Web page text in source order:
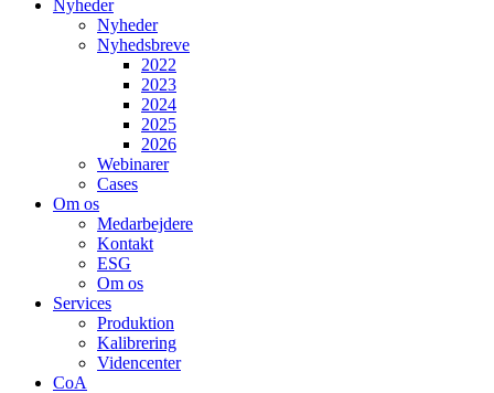
Nyheder
Nyheder
Nyhedsbreve
2022
2023
2024
2025
2026
Webinarer
Cases
Om os
Medarbejdere
Kontakt
ESG
Om os
Services
Produktion
Kalibrering
Videncenter
CoA